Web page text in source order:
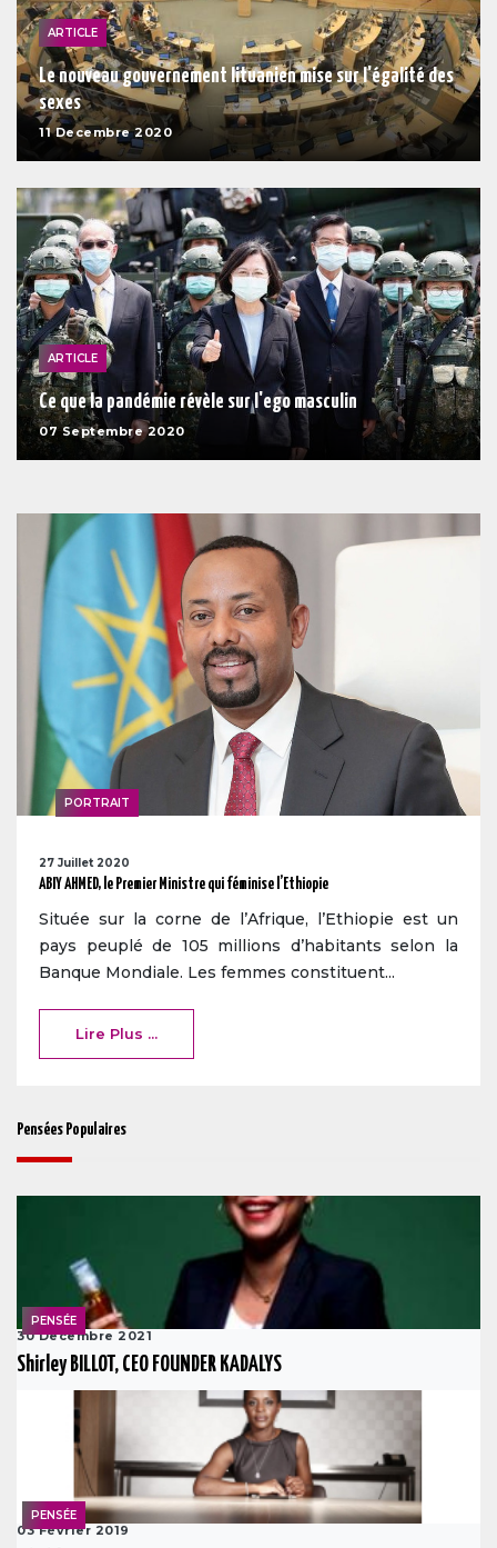
ARTICLE
Le nouveau gouvernement lituanien mise sur l'égalité des
sexes
11 Decembre 2020
ARTICLE
Ce que la pandémie révèle sur l'ego masculin
07 Septembre 2020
PORTRAIT
27 Juillet 2020
ABIY AHMED, le Premier Ministre qui féminise l’Ethiopie
Située sur la corne de l’Afrique, l’Ethiopie est un
pays peuplé de 105 millions d’habitants selon la
Banque Mondiale. Les femmes constituent...
Lire Plus ...
Pensées Populaires
PENSÉE
30 Decembre 2021
Shirley BILLOT, CEO FOUNDER KADALYS
PENSÉE
03 Février 2019